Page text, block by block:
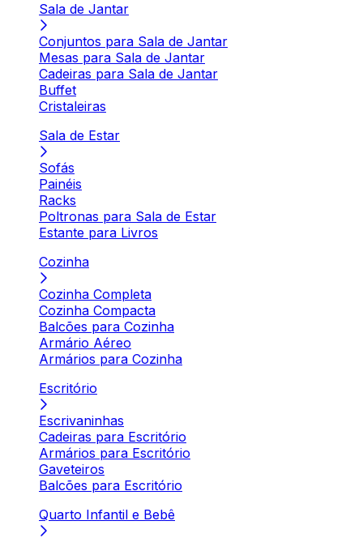
Sala de Jantar
Conjuntos para Sala de Jantar
Mesas para Sala de Jantar
Cadeiras para Sala de Jantar
Buffet
Cristaleiras
Sala de Estar
Sofás
Painéis
Racks
Poltronas para Sala de Estar
Estante para Livros
Cozinha
Cozinha Completa
Cozinha Compacta
Balcões para Cozinha
Armário Aéreo
Armários para Cozinha
Escritório
Escrivaninhas
Cadeiras para Escritório
Armários para Escritório
Gaveteiros
Balcões para Escritório
Quarto Infantil e Bebê